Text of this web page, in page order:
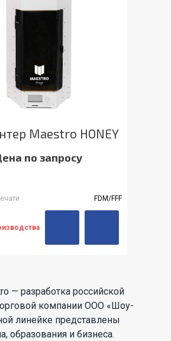
Maestro HONEY
по запросу
FDM/FFF
— разработка российской
компании ООО «Шоу-
линейке представлены
образования и бизнеса.